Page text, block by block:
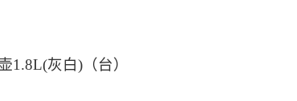
1.8L(灰白)（台）